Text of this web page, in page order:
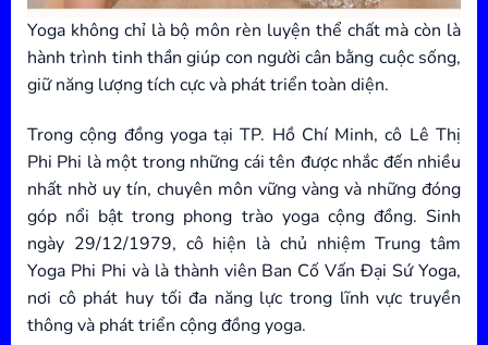
Yoga không chỉ là bộ môn rèn luyện thể chất mà còn là
hành trình tinh thần giúp con người cân bằng cuộc sống,
giữ năng lượng tích cực và phát triển toàn diện.
Trong cộng đồng yoga tại TP. Hồ Chí Minh, cô Lê Thị
Phi Phi là một trong những cái tên được nhắc đến nhiều
nhất nhờ uy tín, chuyên môn vững vàng và những đóng
góp nổi bật trong phong trào yoga cộng đồng. Sinh
ngày 29/12/1979, cô hiện là chủ nhiệm Trung tâm
Yoga Phi Phi và là thành viên Ban Cố Vấn Đại Sứ Yoga,
nơi cô phát huy tối đa năng lực trong lĩnh vực truyền
thông và phát triển cộng đồng yoga.